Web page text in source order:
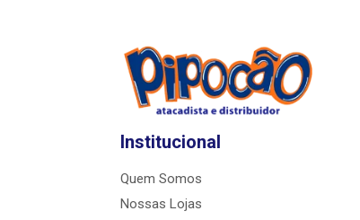
Institucional
Quem Somos
Nossas Lojas